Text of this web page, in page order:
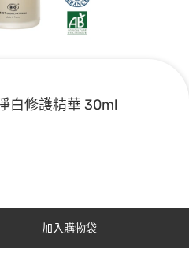
白修護精華 30ml
加入購物袋